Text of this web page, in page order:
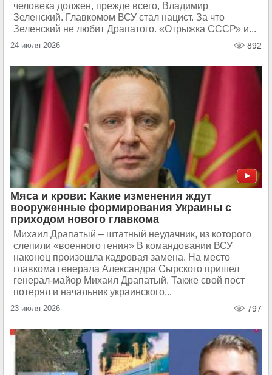
человека должен, прежде всего, Владимир
Зеленский. Главкомом ВСУ стал нацист. За что
Зеленский не любит Драпатого. «Отрыжка СССР» и...
24 июля 2026 892
Мяса и крови: Какие изменения ждут
вооруженные формирования Украины с
приходом нового главкома
Михаил Драпатый – штатный неудачник, из которого
слепили «военного гения» В командовании ВСУ
наконец произошла кадровая замена. На место
главкома генерала Александра Сырского пришел
генерал-майор Михаил Драпатый. Также свой пост
потерял и начальник украинского...
23 июля 2026 797